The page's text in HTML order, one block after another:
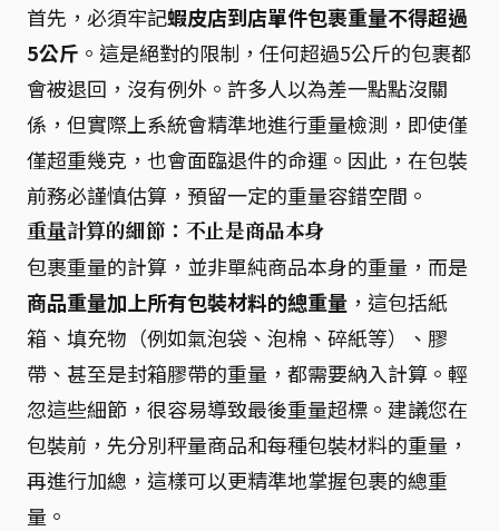
首先，必須牢記蝦皮店到店單件包裹重量不得超過
5公斤 。這是絕對的限制，任何超過5公斤的包裹都
會被退回，沒有例外。許多人以為差一點點沒關
係，但實際上系統會精準地進行重量檢測，即使僅
僅超重幾克，也會面臨退件的命運。因此，在包裝
前務必謹慎估算，預留一定的重量容錯空間。
重量計算的細節：不止是商品本身
包裹重量的計算，並非單純商品本身的重量，而是
商品重量加上所有包裝材料的總重量 ，這包括紙
箱、填充物（例如氣泡袋、泡棉、碎紙等）、膠
帶、甚至是封箱膠帶的重量，都需要納入計算。輕
忽這些細節，很容易導致最後重量超標。建議您在
包裝前，先分別秤量商品和每種包裝材料的重量，
再進行加總，這樣可以更精準地掌握包裹的總重
量。